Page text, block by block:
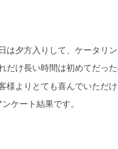
は夕方入りして、ケータリ
だけ長い時間は初めてだっ
様よりとても喜んでいただけ
ンケート結果です。